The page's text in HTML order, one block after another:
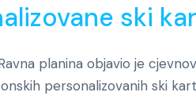
ski
planina objavio je
personalizovanih ski